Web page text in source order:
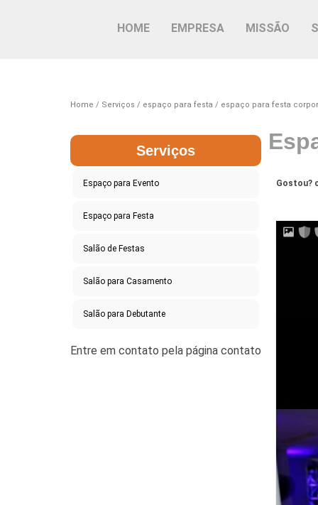
HOME EMPRESA MISSÃO
Home Serviços espaço para festa espaço para festa
Serviços
Espaço para Evento
Espaço para Festa
Salão de Festas
Salão para Casamento
Salão para Debutante
Gostou?